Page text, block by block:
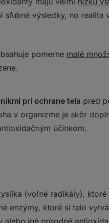
výsledky, no realita
pomerne malé
pri ochrane tela pred
v organizme je skôr
účinkom.
(voľné radikály),
enzýmy, ktoré si telo
iné prírodné